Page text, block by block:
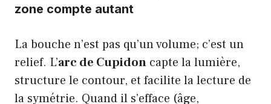
zone compte autant
La bouche n’est pas qu’un volume; c’est un
relief. L’arc de Cupidon capte la lumière,
structure le contour, et facilite la lecture de
la symétrie. Quand il s’efface (âge,